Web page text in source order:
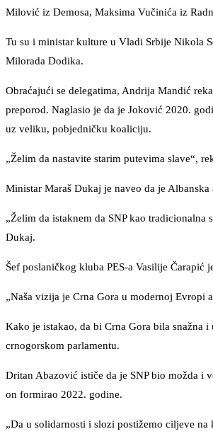
Milović iz Demosa, Maksima Vučinića iz
Tu su i ministar kulture u Vladi Srbije Nikola
Milorada Dodika.
Obraćajući se delegatima, Andrija Mandić
preporod. Naglasio je da je Joković 2020.
uz veliku, pobjedničku koaliciju.
„Želim da nastavite starim putevima slave“,
Ministar Maraš Dukaj je naveo da je
„Želim da istaknem da SNP kao
Dukaj.
Šef poslaničkog kluba PES-a Vasilije Čarapić
„Naša vizija je Crna Gora u modernoj Evropi
Kako je istakao, da bi Crna Gora bila snažna
crnogorskom parlamentu.
Dritan Abazović ističe da je SNP bio možda i
on formirao 2022. godine.
„Da u solidarnosti i slozi postižemo ciljeve